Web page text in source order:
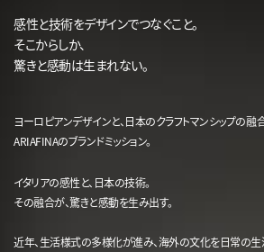
感性と技術をデザインでつなぐこと。
そこからしか、
驚きと感動は生まれない。
ヨーロピアンデザインと、日本のクラフトマンシップの
ARIAFINAのブランドミッション。
イタリアの感性と、日本の技術。
その融合が、驚きと感動を生み出す。
近年、生活様式の多様化が進み、海外の文化を日常の